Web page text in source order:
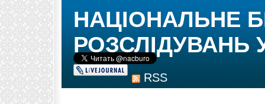
RSS
НАЦІОНАЛЬНЕ
РОЗСЛІДУВАНЬ